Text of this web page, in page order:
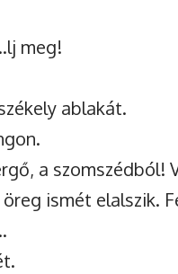
meg!
ablakát.
a
ismét elalszik.